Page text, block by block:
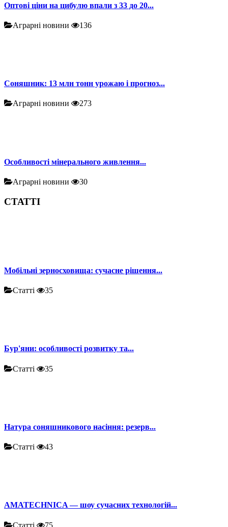
Оптові ціни на цибулю впали з 33 до 20...
Аграрні новини 136
Соняшник: 13 млн тонн урожаю і прогноз...
Аграрні новини 273
Особливості мінерального живлення...
Аграрні новини 30
СТАТТІ
Мобільні зерносховища: сучасне рішення...
Статті 35
Бур'яни: особливості розвитку та...
Статті 35
Натура соняшникового насіння: резерв...
Статті 43
AMATECHNICA — шоу сучасних технологій...
Статті 75